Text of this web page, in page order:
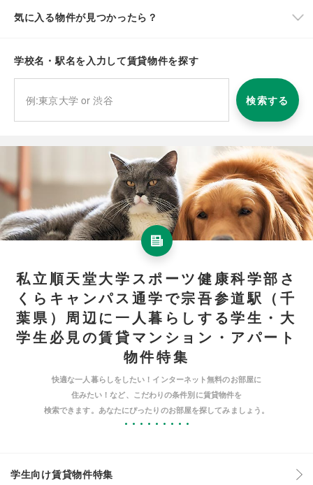
気に入る物件が見つかったら？
学校名・駅名を入力して賃貸物件を探す
検索する
私立順天堂大学スポーツ健康科学部さ
くらキャンパス通学で宗吾参道駅（千
葉県）周辺に一人暮らしする学生・大
学生必見の賃貸マンション・アパート
物件特集
快適な一人暮らしをしたい！インターネット無料のお部屋に
住みたい！など、こだわりの条件別に賃貸物件を
検索できます。あなたにぴったりのお部屋を探してみましょう。
学生向け賃貸物件特集